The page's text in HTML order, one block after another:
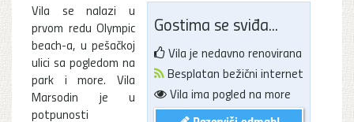
Gostima se sviđa...
Vila je nedavno renovirana
Besplatan bežični internet
Vila ima pogled na more
Vila se nalazi u
prvom redu Olympic
beach-a, u pešačkoj
ulici sa pogledom na
park i more. Vila
Marsodin je u
potpunosti